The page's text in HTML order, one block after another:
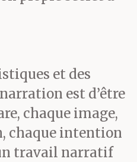
noir à
aux
qu’il
comme
avant de
et des
est d’être
chaque image,
chaque intention
travail narratif